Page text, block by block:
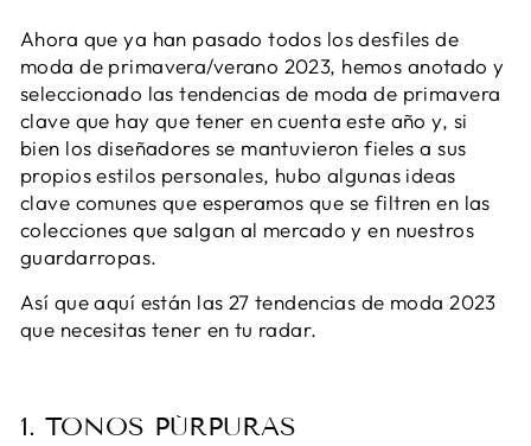
Ahora que ya han pasado todos los desfiles de
moda de primavera/verano 2023, hemos anotado y
seleccionado las tendencias de moda de primavera
clave que hay que tener en cuenta este año y, si
bien los diseñadores se mantuvieron fieles a sus
propios estilos personales, hubo algunas ideas
clave comunes que esperamos que se filtren en las
colecciones que salgan al mercado y en nuestros
guardarropas.
Así que aquí están las 27 tendencias de moda 2023
que necesitas tener en tu radar.
1. TONOS PÚRPURAS